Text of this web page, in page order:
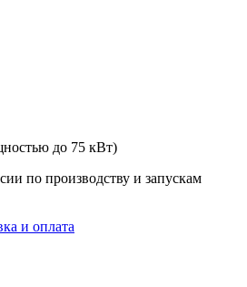
до 75 кВт)
по производству и запускам
и оплата